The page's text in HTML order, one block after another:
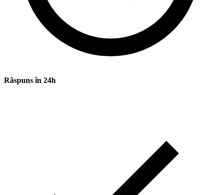
Răspuns în 24h